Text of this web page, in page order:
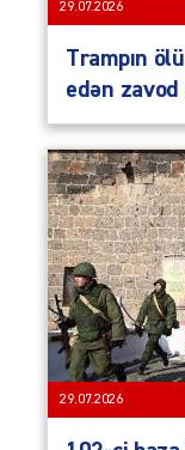
29.07.2026
Trampın
edən zavod
29.07.2026